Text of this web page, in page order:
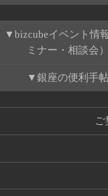
bizcubeイベント情
ミナー・相談会）
銀座の便利手
ご